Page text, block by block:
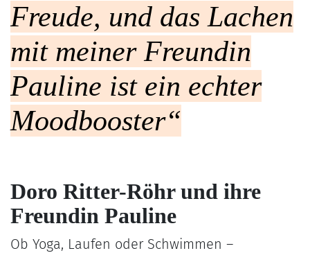
Freude, und das Lachen
mit meiner Freundin
Pauline ist ein echter
Moodbooster“
Doro Ritter-Röhr und ihre
Freundin Pauline
Ob Yoga, Laufen oder Schwimmen –